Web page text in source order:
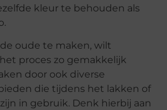
kleur te behouden als
oude te maken, wilt
proces zo gemakkelijk
door ook diverse
die tijdens het lakken of
in gebruik. Denk hierbij aan